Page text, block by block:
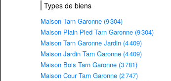
Types de biens
Maison Tarn Garonne (9 304)
Maison Plain Pied Tarn Garonne (9 304)
Maison Tarn Garonne Jardin (4 409)
Maison Jardin Tarn Garonne (4 409)
Maison Bois Tarn Garonne (3 781)
Maison Cour Tarn Garonne (2 747)